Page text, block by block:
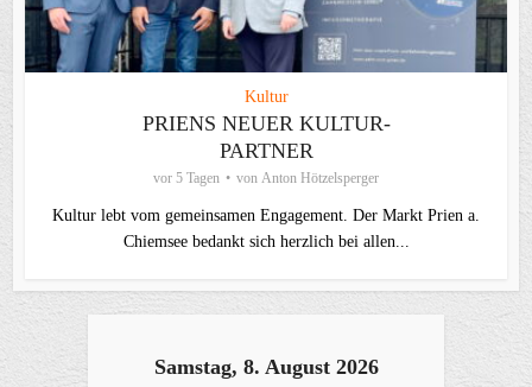
Kultur
PRIENS NEUER KULTUR-
PARTNER
vor 5 Tagen von Anton Hötzelsperger
Kultur lebt vom gemeinsamen Engagement. Der Markt Prien a.
Chiemsee bedankt sich herzlich bei allen...
Samstag, 8. August 2026